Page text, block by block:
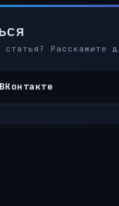
статья? Расскажите